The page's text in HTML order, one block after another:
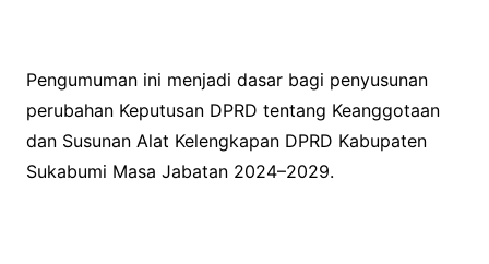
Pengumuman ini menjadi dasar bagi penyusunan
perubahan Keputusan DPRD tentang Keanggotaan
dan Susunan Alat Kelengkapan DPRD Kabupaten
Sukabumi Masa Jabatan 2024–2029.